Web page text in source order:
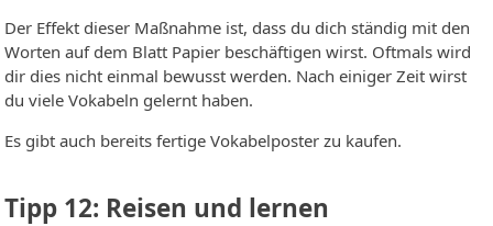
Der Effekt dieser Maßnahme ist, dass du dich ständig mit den
Worten auf dem Blatt Papier beschäftigen wirst. Oftmals wird
dir dies nicht einmal bewusst werden. Nach einiger Zeit wirst
du viele Vokabeln gelernt haben.
Es gibt auch bereits fertige Vokabelposter zu kaufen.
Tipp 12: Reisen und lernen